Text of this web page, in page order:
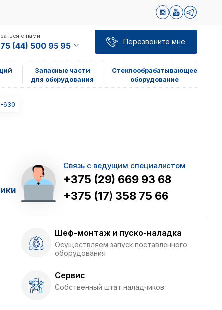
с нами
(44) 500 95 95 Перезвоните мне
Запасные части
для оборудования
Стеклообрабатывающее
оборудование
630
Связь с ведущим специалистом
+375 (29) 669 93 68
+375 (17) 358 75 66
Шеф-монтаж и пуско-наладка
Осуществляем запуск поставленного
оборудования
Сервис
Собственный штат наладчиков